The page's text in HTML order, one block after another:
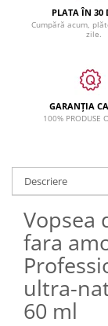
PLATA ÎN 30
Cumpără acum,
zile.
GARANȚIA
100% PRODUSE
Descriere
Vopsea
fara
ultra-
60 ml